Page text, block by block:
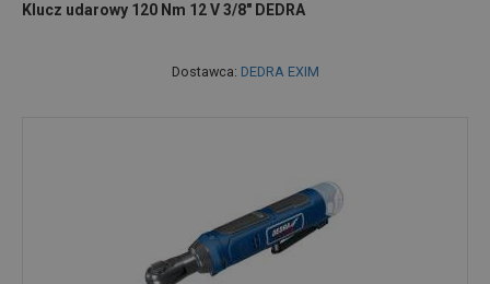
Klucz udarowy 120 Nm 12 V 3/8" DEDRA
Dostawca: DEDRA EXIM